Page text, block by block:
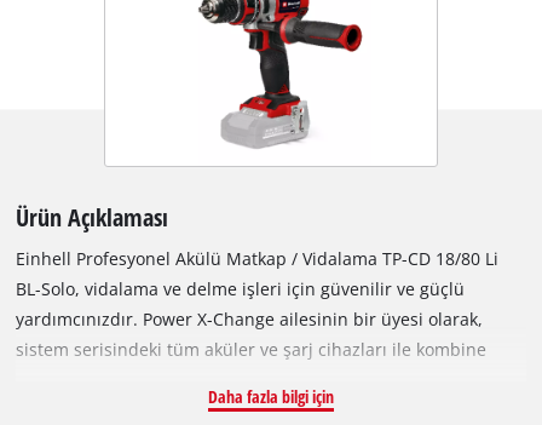
Ürün Açıklaması
Einhell Profesyonel Akülü Matkap / Vidalama TP-CD 18/80 Li
BL-Solo, vidalama ve delme işleri için güvenilir ve güçlü
yardımcınızdır. Power X-Change ailesinin bir üyesi olarak,
sistem serisindeki tüm aküler ve şarj cihazları ile kombine
tarafından tahrik edilir. Bu kömürsüz motor, geleneksel
Daha fazla bilgi için